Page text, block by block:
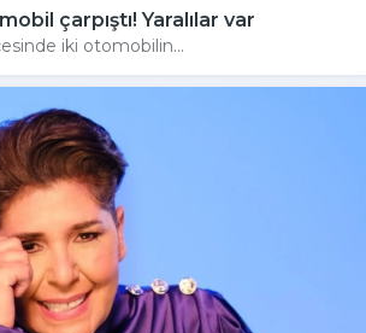
çarpıştı! Yaralılar var
iki otomobilin...